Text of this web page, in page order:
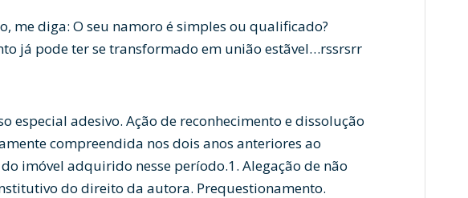
me diga: O seu namoro é simples ou qualificado?
já pode ter se transformado em união estãvel…rssrsrr
especial adesivo. Ação de reconhecimento e dissolução
compreendida nos dois anos anteriores ao
imóvel adquirido nesse período.1. Alegação de não
do direito da autora. Prequestionamento.